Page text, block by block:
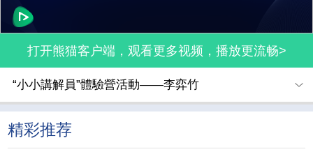
打开熊猫客户端，观看更多视频，播放更流畅>
“小小講解員”體驗營活動——李弈竹
精彩推荐